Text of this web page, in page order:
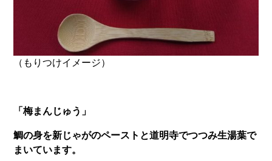
（もりつけイメージ）
「梅まんじゅう」
鯛の身を新じゃがのペーストと道明寺でつつみ生湯葉で
まいています。